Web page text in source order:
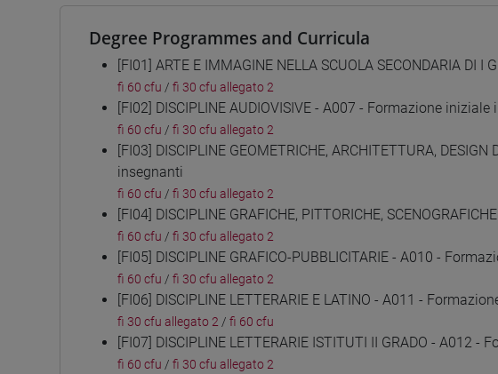
Degree Programmes and Curricula
[FI01] ARTE E IMMAGINE NELLA SCUOLA SECONDARIA DI
fi 60 cfu / fi 30 cfu allegato 2
[FI02] DISCIPLINE AUDIOVISIVE - A007 - Formazione iniziale
fi 60 cfu / fi 30 cfu allegato 2
[FI03] DISCIPLINE GEOMETRICHE, ARCHITETTURA,
insegnanti
fi 60 cfu / fi 30 cfu allegato 2
[FI04] DISCIPLINE GRAFICHE, PITTORICHE,
fi 60 cfu / fi 30 cfu allegato 2
[FI05] DISCIPLINE GRAFICO-PUBBLICITARIE - A010 -
fi 60 cfu / fi 30 cfu allegato 2
[FI06] DISCIPLINE LETTERARIE E LATINO - A011 -
fi 30 cfu allegato 2 / fi 60 cfu
[FI07] DISCIPLINE LETTERARIE ISTITUTI II GRADO - A012
fi 60 cfu / fi 30 cfu allegato 2